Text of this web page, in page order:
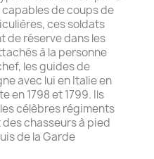
de coups de
ces soldats
de réserve dans les
à la personne
les guides de
avec lui en Italie en
en 1798 et 1799. Ils
célèbres régiments
chasseurs à pied
de la Garde